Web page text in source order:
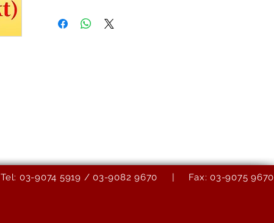
Tel: 03-9074 5919 / 03-9082 9670 | Fax: 03-9075 9670